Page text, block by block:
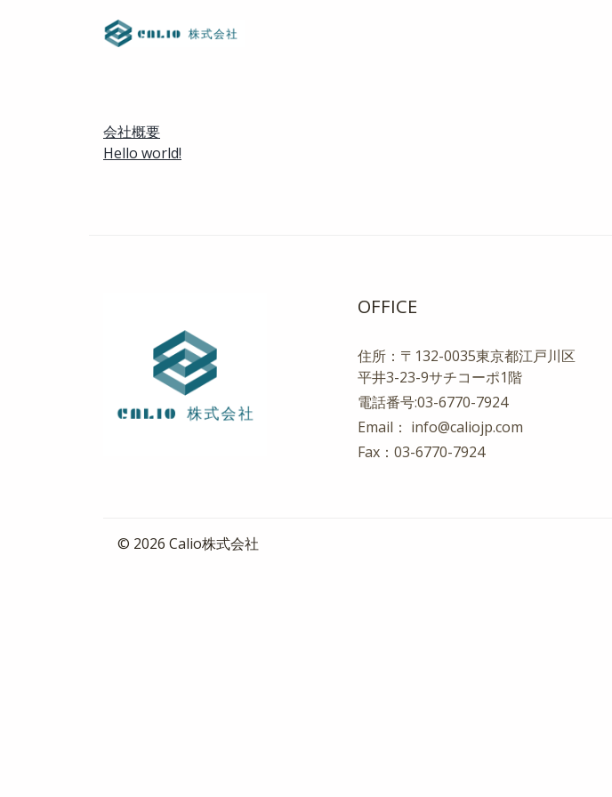
会社概要
Hello world!
OFFICE
住所：〒132-0035東京都江戸川区
平井3-23-9サチコーポ1階
電話番号:03-6770-7924
Email： info@caliojp.com
Fax：03-6770-7924
© 2026 Calio株式会社